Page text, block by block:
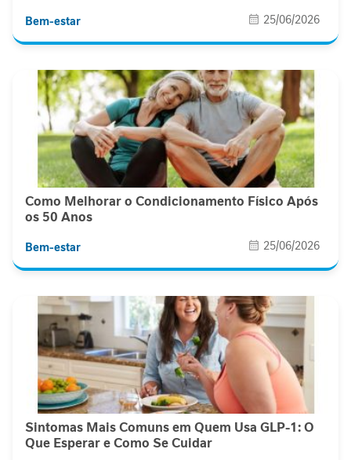
e
r
o
r
m
a
n
c
e
S
a
d
e
e
m
i
n
n
a
C
u
Bem-estar 25/06/2026
Como Melhorar o Condicionamento Físico Após
os 50 Anos
Bem-estar 25/06/2026
Sintomas Mais Comuns em Quem Usa GLP-1: O
Que Esperar e Como Se Cuidar